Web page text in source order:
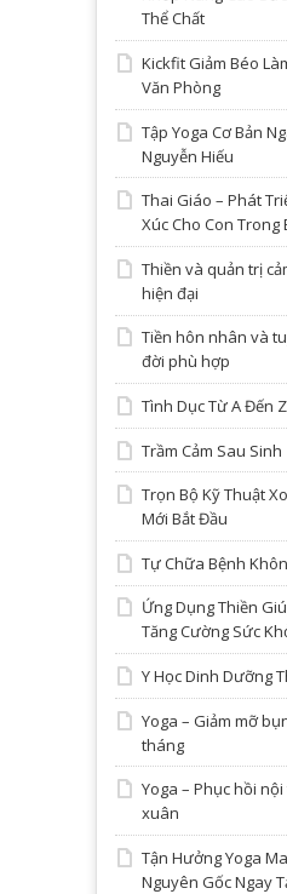
Thể Chất
Kickfit Giảm Béo
Văn Phòng
Tập Yoga Cơ Bản
Nguyễn Hiếu
Thai Giáo – Phát
Xúc Cho Con Trong
Thiền và quản trị
hiện đại
Tiền hôn nhân và
đời phù hợp
Tình Dục Từ A Đến
Trầm Cảm Sau Sinh
Trọn Bộ Kỹ Thuật
Mới Bắt Đầu
Tự Chữa Bệnh
Ứng Dụng Thiền
Tăng Cường Sức
Y Học Dinh Dưỡng
Yoga – Giảm mỡ
tháng
Yoga – Phục hồi
xuân
Tận Hưởng Yoga
Nguyên Gốc Ngay